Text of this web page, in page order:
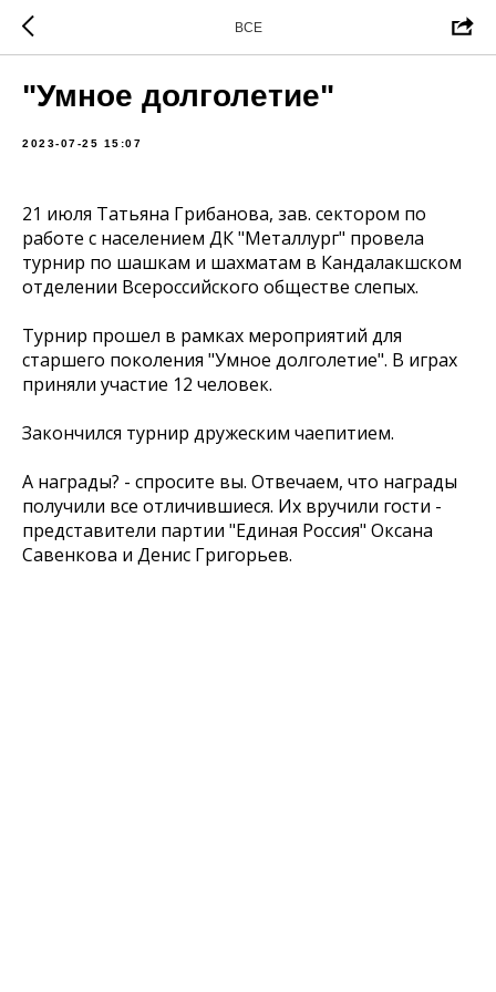
ВСЕ
"Умное долголетие"
2023-07-25 15:07
21 июля Татьяна Грибанова, зав. сектором по
работе с населением ДК "Металлург" провела
турнир по шашкам и шахматам в Кандалакшском
отделении Всероссийского обществе слепых.
Турнир прошел в рамках мероприятий для
старшего поколения "Умное долголетие". В играх
приняли участие 12 человек.
Закончился турнир дружеским чаепитием.
А награды? - спросите вы. Отвечаем, что награды
получили все отличившиеся. Их вручили гости -
представители партии "Единая Россия" Оксана
Савенкова и Денис Григорьев.